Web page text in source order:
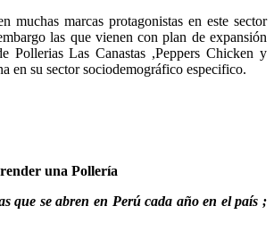
muchas marcas protagonistas en este sector
las que vienen con plan de expansión
Pollerias Las Canastas ,Peppers Chicken y
en su sector sociodemográfico especifico.
una Pollería
que se abren en Perú cada año en el país ;